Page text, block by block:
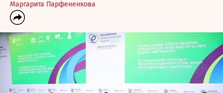
Маргарита Парфененкова